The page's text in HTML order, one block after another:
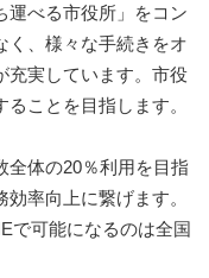
運べる市役所」をコン
く、様々な手続きをオ
充実しています。市役
ことを目指します。
全体の20％利用を目指
率向上に繋げます。
で可能になるのは全国